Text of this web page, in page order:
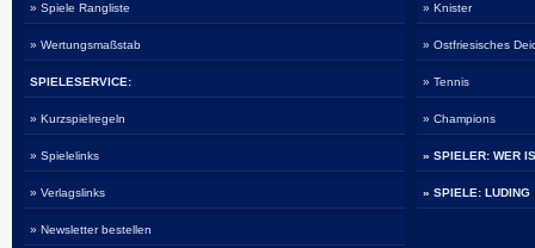
» Spiele Rangliste
» Wertungsmaßstab
SPIELESERVICE:
» Kurzspielregeln
» Spielelinks
» Verlagslinks
» Newsletter bestellen
» Knister
» Ostfriesisches
» Tennis
» Champions
» SPIELER: WER
» SPIELE: LUDING